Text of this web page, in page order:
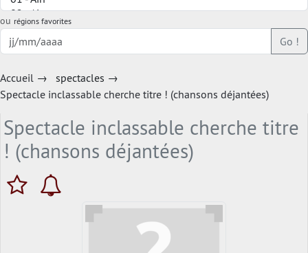
ou régions favorites
Go !
Accueil → spectacles →
Spectacle inclassable cherche titre ! (chansons déjantées)
Spectacle inclassable cherche titre
! (chansons déjantées)